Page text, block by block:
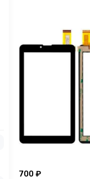
700 ₽